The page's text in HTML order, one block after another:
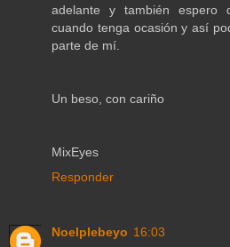
adelante y también espero
cuando tenga ocasión y así
parte de mí.
Un beso, con cariño
MixEyes
Responder
Noelplebeyo 16:03